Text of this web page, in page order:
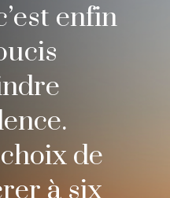
enfin
de
à six